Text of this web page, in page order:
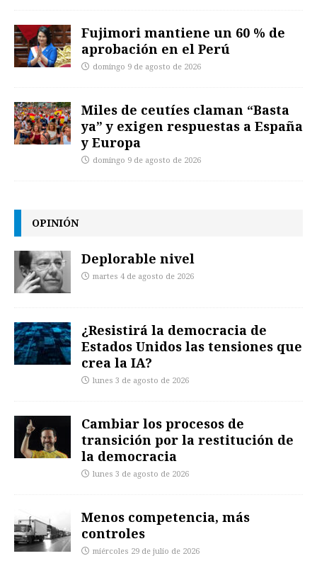
Fujimori mantiene un 60 % de
aprobación en el Perú
domingo 9 de agosto de 2026
Miles de ceutíes claman “Basta
ya” y exigen respuestas a España
y Europa
domingo 9 de agosto de 2026
OPINIÓN
Deplorable nivel
martes 4 de agosto de 2026
¿Resistirá la democracia de
Estados Unidos las tensiones que
crea la IA?
lunes 3 de agosto de 2026
Cambiar los procesos de
transición por la restitución de
la democracia
lunes 3 de agosto de 2026
Menos competencia, más
controles
miércoles 29 de julio de 2026